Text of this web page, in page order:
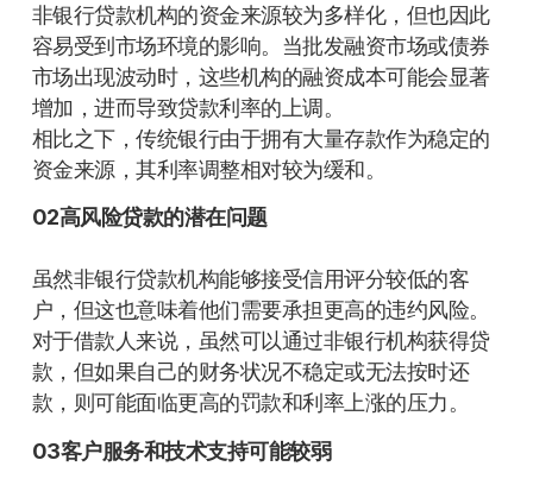
非银行贷款机构的资金来源较为多样化，但也因此
容易受到市场环境的影响。当批发融资市场或债券
市场出现波动时，这些机构的融资成本可能会显著
增加，进而导致贷款利率的上调。
相比之下，传统银行由于拥有大量存款作为稳定的
资金来源，其利率调整相对较为缓和。
02高风险贷款的潜在问题
虽然非银行贷款机构能够接受信用评分较低的客
户，但这也意味着他们需要承担更高的违约风险。
对于借款人来说，虽然可以通过非银行机构获得贷
款，但如果自己的财务状况不稳定或无法按时还
款，则可能面临更高的罚款和利率上涨的压力。
03客户服务和技术支持可能较弱